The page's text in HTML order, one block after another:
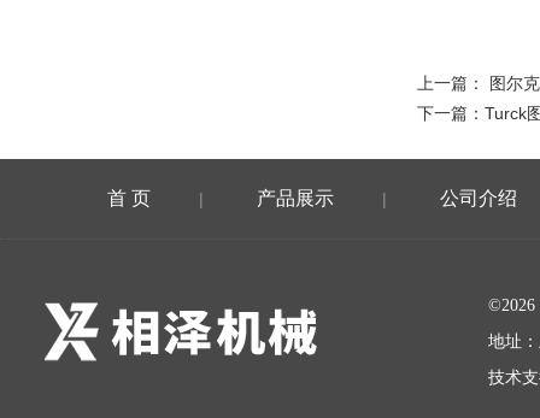
上一篇：
图尔
下一篇： Turck
首 页 | 产品展示 | 公司介绍
地址
技术